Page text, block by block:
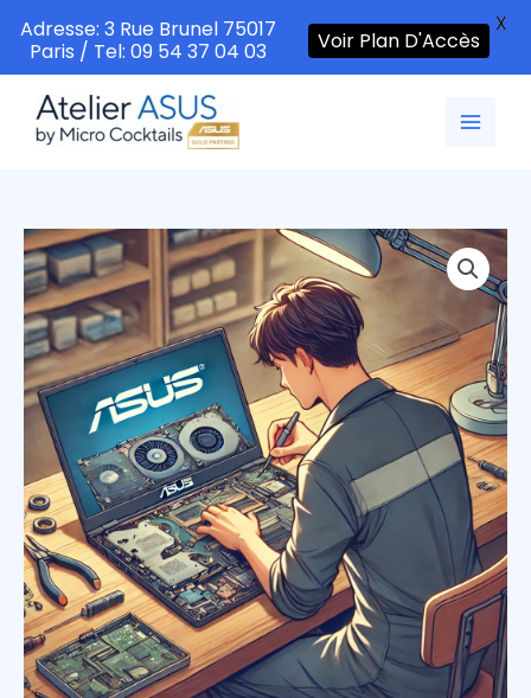
contenu
Adresse: 3 Rue Brunel 75017
Paris / Tel: 09 54 37 04 03
Voir Plan D'Accès
X